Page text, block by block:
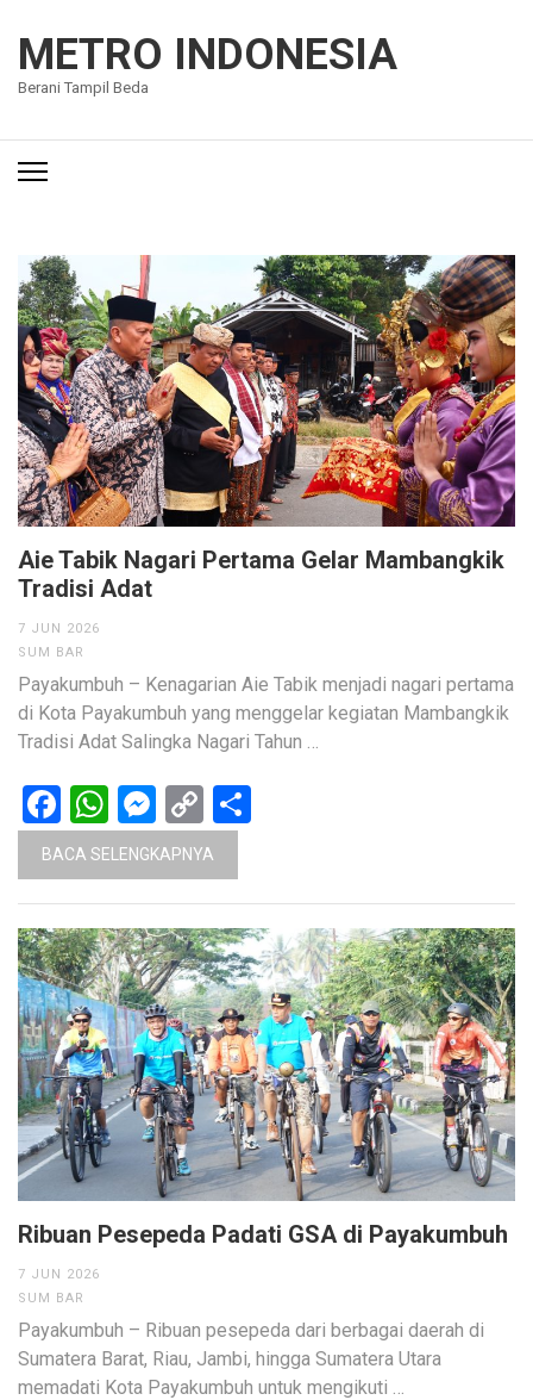
konten
(Tekan
METRO INDONESIA
Berani Tampil Beda
Aie Tabik Nagari Pertama Gelar Mambangkik
Tradisi Adat
7 JUN 2026
SUM BAR
Payakumbuh – Kenagarian Aie Tabik menjadi nagari pertama
di Kota Payakumbuh yang menggelar kegiatan Mambangkik
Tradisi Adat Salingka Nagari Tahun …
Facebook
WhatsApp
Messenger
Copy
Link
BACA SELENGKAPNYA
Ribuan Pesepeda Padati GSA di Payakumbuh
7 JUN 2026
SUM BAR
Payakumbuh – Ribuan pesepeda dari berbagai daerah di
Sumatera Barat, Riau, Jambi, hingga Sumatera Utara
memadati Kota Payakumbuh untuk mengikuti …